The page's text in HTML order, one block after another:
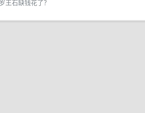
王石缺钱花了？